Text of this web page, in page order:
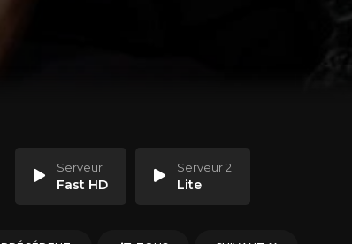
Serveur
Fast HD
Serveur 2
Lite